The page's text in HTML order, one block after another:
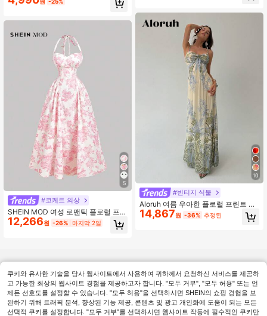
프린트 패턴
5
#코케트 의상
SHEIN MOD 여성 로맨틱 플로럴 프린
트 홀터넥 미드 길이 드레스
12,266원 -26% 마지막 2일
10
#빈티지 식물
Aloruh 여름 우아한 플로럴 프린트 살
구색 스파게티 스트랩 드레스
14,867원 -36% 추정된
쿠키와 유사한 기술을 당사 웹사이트에서 사용하여 귀하께서 요청하신 서비스를 제공하
고 가능한 최상의 웹사이트 경험을 제공하고자 합니다. "모두 거부", "모두 허용" 또는 언
제든 선호도를 설정할 수 있습니다. "모두 허용"을 선택하시면 SHEIN의 쇼핑 경험을 보
완하기 위해 트래픽 분석, 향상된 기능 제공, 콘텐츠 및 광고 개인화에 도움이 되는 모든
선택적 쿠키를 설정합니다. "모두 거부"를 선택하시면 웹사이트 작동에 필수적인 쿠키만